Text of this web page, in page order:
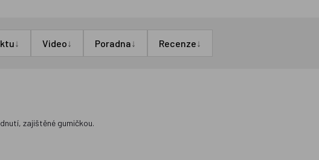
↓ Video↓ Poradna↓ Recenze↓
zajištěné gumičkou.